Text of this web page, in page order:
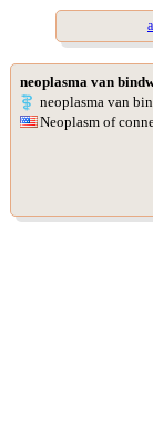
neoplasma van
neoplasma van
Neoplasm of